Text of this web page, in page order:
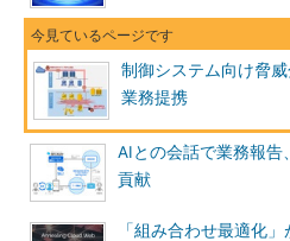
制御システム向け脅
業務提携
AIとの会話で業務報告
貢献
「組み合わせ最適化